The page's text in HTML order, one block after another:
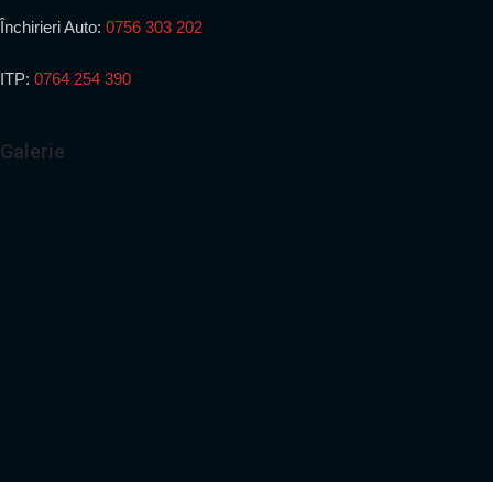
Închirieri Auto: 0756 303 202
ITP: 0764 254 390
Galerie